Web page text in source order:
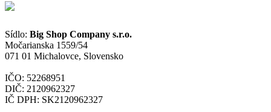
Sídlo: Big Shop Company s.r.o.
Močarianska 1559/54
071 01 Michalovce, Slovensko
IČO: 52268951
DIČ: 2120962327
IČ DPH: SK2120962327